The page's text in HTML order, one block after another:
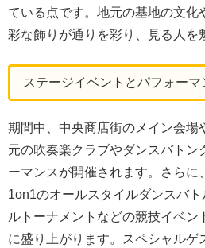
ている点です。地元の基地の文化
彩な飾りが通りを彩り、見る人を
ステージイベントとパフォーマ
期間中、中央商店街のメイン会場
元の吹奏楽クラブやダンスバトン
ーマンスが開催されます。さらに
1on1のオールスタイルダンスバ
ルトーナメントなどの競技イベン
に盛り上がります。スペシャルゲ